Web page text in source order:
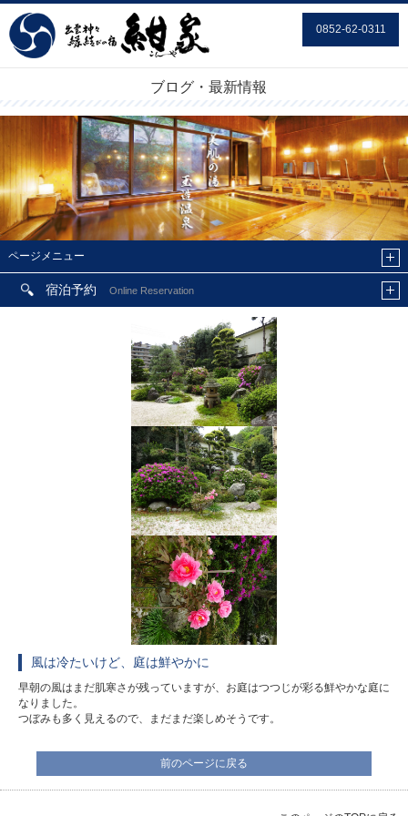
0852-62-0311
ブログ・最新情報
ページメニュー
宿泊予約Online Reservation
風は冷たいけど、庭は鮮やかに
早朝の風はまだ肌寒さが残っていますが、お庭はつつじが彩る鮮やかな庭に
なりました。
つぼみも多く見えるので、まだまだ楽しめそうです。
前のページに戻る